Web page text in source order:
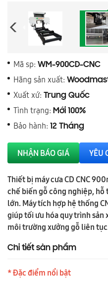
Mã sp: WM-900CD-CNC
Hãng sản xuất:
Xuất xứ: Trung Quốc
Tình trạng: Mới 100%
Bảo hành: 12 Tháng
NHẬN BÁO GIÁ YÊU
Thiết bị máy cưa CD CNC
chế biến gỗ công nghiệp, hỗ
lớn. Máy tích hợp hệ thống
giúp tối ưu hóa quy trình sản
môi trường xưởng gỗ liên
Chi tiết sản phẩm
* Đặc điểm nổi bật